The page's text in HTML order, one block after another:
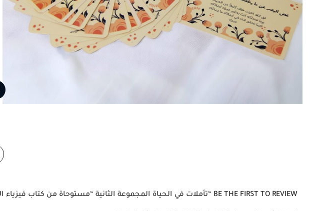
BE THE FIRST TO REVIEW “تأملات في الحياة المجموعة الثانية “مستوحاة من كتاب فيزياء السعادة””